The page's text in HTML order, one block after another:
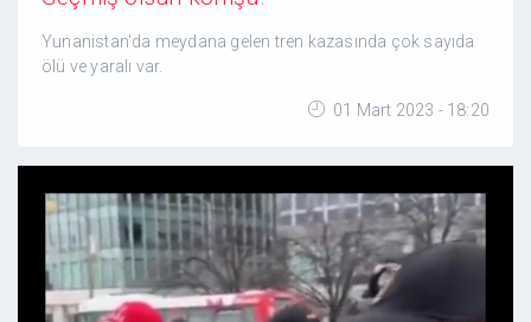
Yunanistan'da meydana gelen tren kazasında çok sayıda
ölü ve yaralı var.
01 Mart 2023 - 18:20